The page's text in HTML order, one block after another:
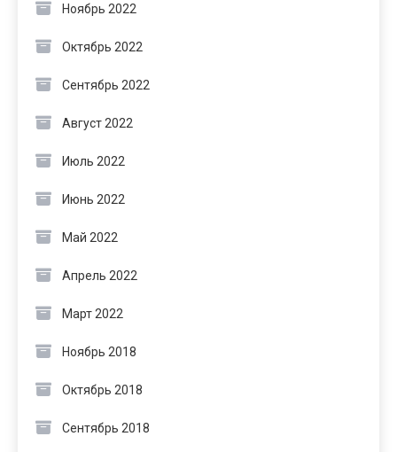
Ноябрь 2022
Октябрь 2022
Сентябрь 2022
Август 2022
Июль 2022
Июнь 2022
Май 2022
Апрель 2022
Март 2022
Ноябрь 2018
Октябрь 2018
Сентябрь 2018